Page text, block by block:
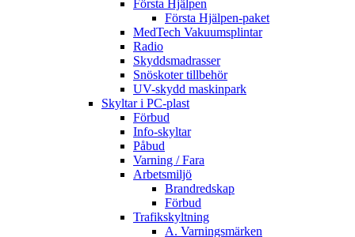
Första Hjälpen
Första Hjälpen-paket
MedTech Vakuumsplintar
Radio
Skyddsmadrasser
Snöskoter tillbehör
UV-skydd maskinpark
Skyltar i PC-plast
Förbud
Info-skyltar
Påbud
Varning / Fara
Arbetsmiljö
Brandredskap
Förbud
Trafikskyltning
A. Varningsmärken